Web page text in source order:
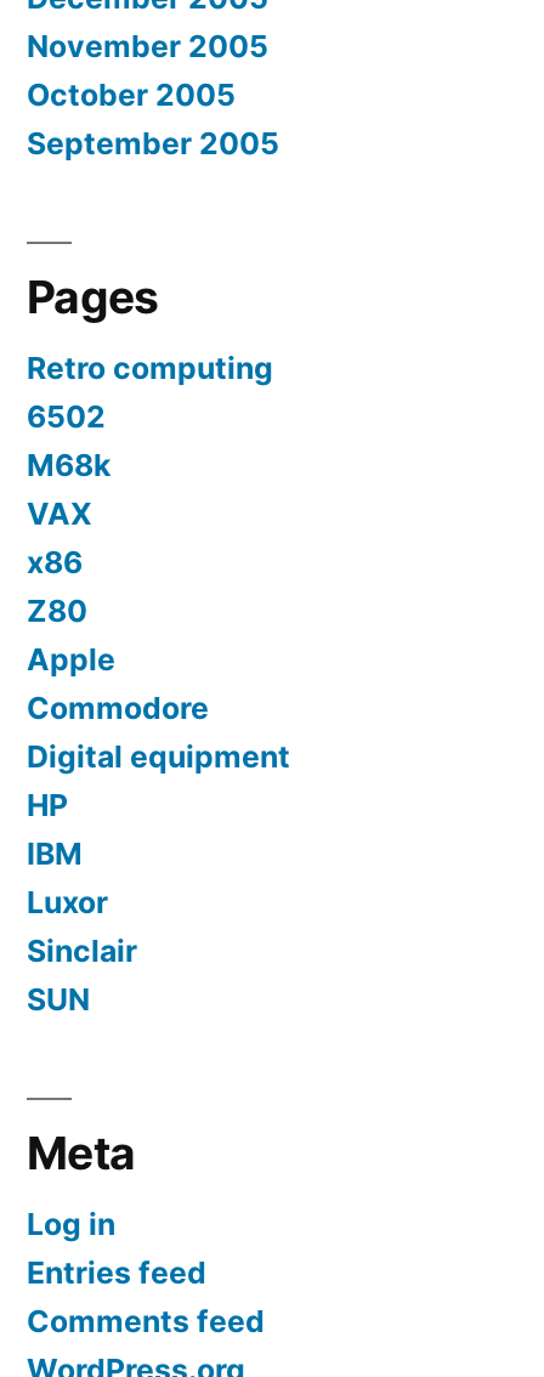
November 2005
October 2005
September 2005
Pages
Retro computing
6502
M68k
VAX
x86
Z80
Apple
Commodore
Digital equipment
HP
IBM
Luxor
Sinclair
SUN
Meta
Log in
Entries feed
Comments feed
WordPress.org